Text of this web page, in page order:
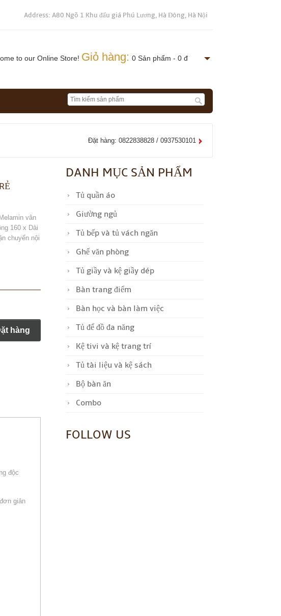
Address: A80 Ngõ 1 Khu đấu giá Phú Lương, Hà Đông, Hà Nội
to our Online Store! Giỏ hàng: 0 Sản phẩm - 0 đ
Đặt hàng: 0822838828 / 0937530101
vân
160 x Dài
chuyển nội
hàng
độc
giản
DANH MỤC SẢN PHẨM
Tủ quần áo
Giường ngủ
Tủ bếp và tủ vách ngăn
Ghế văn phòng
Tủ giầy và kệ giầy dép
Bàn trang điểm
Bàn học và bàn làm việc
Tủ để đồ đa năng
Kệ tivi và kệ trang trí
Tủ tài liệu và kệ sách
Bộ bàn ăn
Combo
FOLLOW US